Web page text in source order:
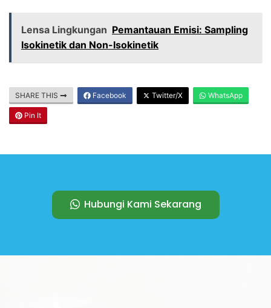
Lensa Lingkungan Pemantauan Emisi: Sampling
Isokinetik dan Non-Isokinetik
SHARE THIS Facebook Twitter/X WhatsApp
Pin It
Hubungi Kami Sekarang